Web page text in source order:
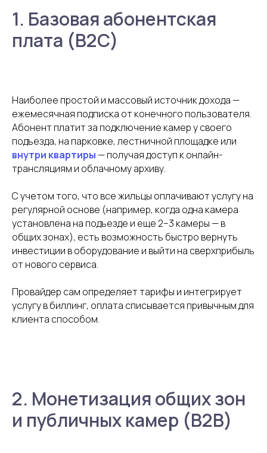
1. Базовая абонентская
плата (B2C)
Наиболее простой и массовый источник дохода —
ежемесячная подписка от конечного пользователя.
Абонент платит за подключение камер у своего
подъезда, на парковке, лестничной площадке или
внутри квартиры — получая доступ к онлайн-
трансляциям и облачному архиву.
С учетом того, что все жильцы оплачивают услугу на
регулярной основе (например, когда одна камера
установлена на подъезде и еще 2–3 камеры — в
общих зонах), есть возможность быстро вернуть
инвестиции в оборудование и выйти на сверхприбыль
от нового сервиса.
Провайдер сам определяет тарифы и интегрирует
услугу в биллинг, оплата списывается привычным для
клиента способом.
2. Монетизация общих зон
и публичных камер (B2B)